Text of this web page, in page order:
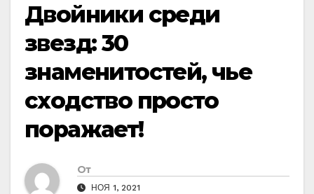
Двойники среди
звезд: 30
знаменитостей, чье
сходство просто
поражает!
От
НОЯ 1, 2021